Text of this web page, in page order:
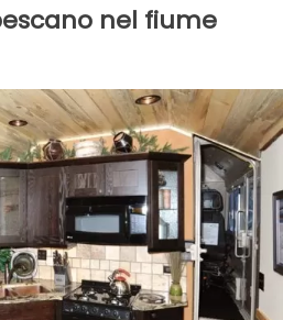
nel fiume